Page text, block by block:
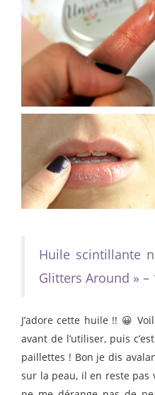
Huile scintillante
Glitters Around » –
J’adore cette huile !! 😀
avant de l’utiliser, puis
paillettes ! Bon je dis
sur la peau, il en reste pas